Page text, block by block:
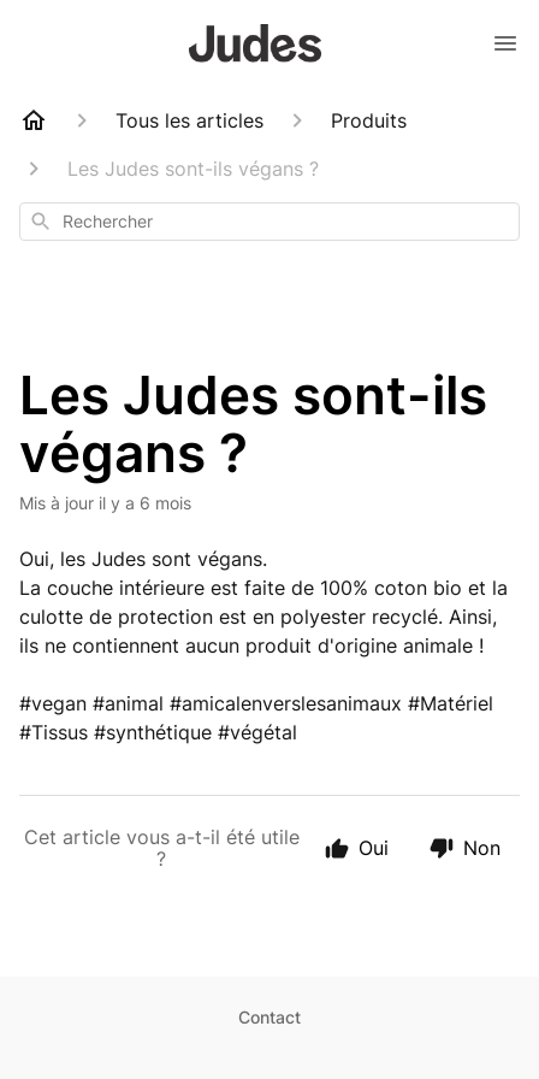
Tous les articles
Produits
Les Judes sont-ils végans ?
Rechercher
Les Judes sont-ils
végans ?
Mis à jour il y a 6 mois
Oui, les Judes sont végans.
La couche intérieure est faite de 100% coton bio et la
culotte de protection est en polyester recyclé. Ainsi,
ils ne contiennent aucun produit d'origine animale !
#vegan #animal #amicalenverslesanimaux #Matériel
#Tissus #synthétique #végétal
Cet article vous a-t-il été utile
?
Oui Non
Contact